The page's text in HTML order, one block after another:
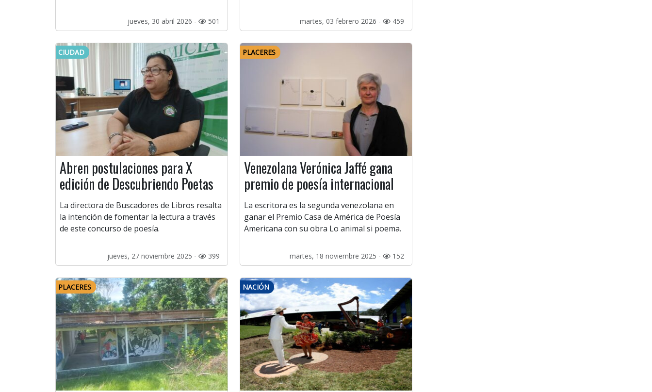
jueves, 30 abril 2026 - 501 martes, 03 febrero 2026 - 459
CIUDAD
Abren postulaciones para X
edición de Descubriendo Poetas
La directora de Buscadores de Libros resalta
la intención de fomentar la lectura a través
de este concurso de poesía.
jueves, 27 noviembre 2025 - 399
PLACERES
Venezolana Verónica Jaffé gana
premio de poesía internacional
La escritora es la segunda venezolana en
ganar el Premio Casa de América de Poesía
Americana con su obra Lo animal si poema.
martes, 18 noviembre 2025 - 152
PLACERES NACIÓN